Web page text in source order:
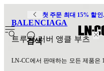
첫 주문 최대 15% 할
검색
BALENCIAGA
트루퍼 러버 앵클 부츠
LN-CC에서 판매하는 모든 제품은